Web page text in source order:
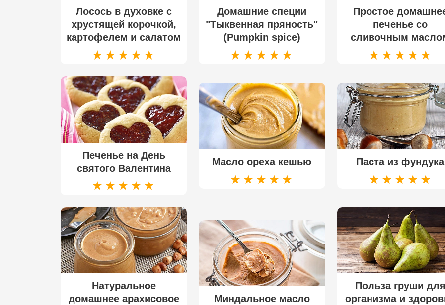
Лосось в духовке с
хрустящей корочкой,
картофелем и салатом
Домашние специи
"Тыквенная пряность"
(Pumpkin spice)
Простое
печенье со
сливочным
Печенье на День
святого Валентина
Масло ореха кешью Паста из фундука
Натуральное
домашнее арахисовое
Миндальное масло
Польза груши для
организма и